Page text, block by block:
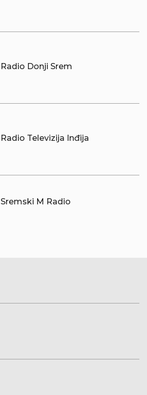
Radio Donji Srem
Radio Televizija Inđija
Sremski M Radio